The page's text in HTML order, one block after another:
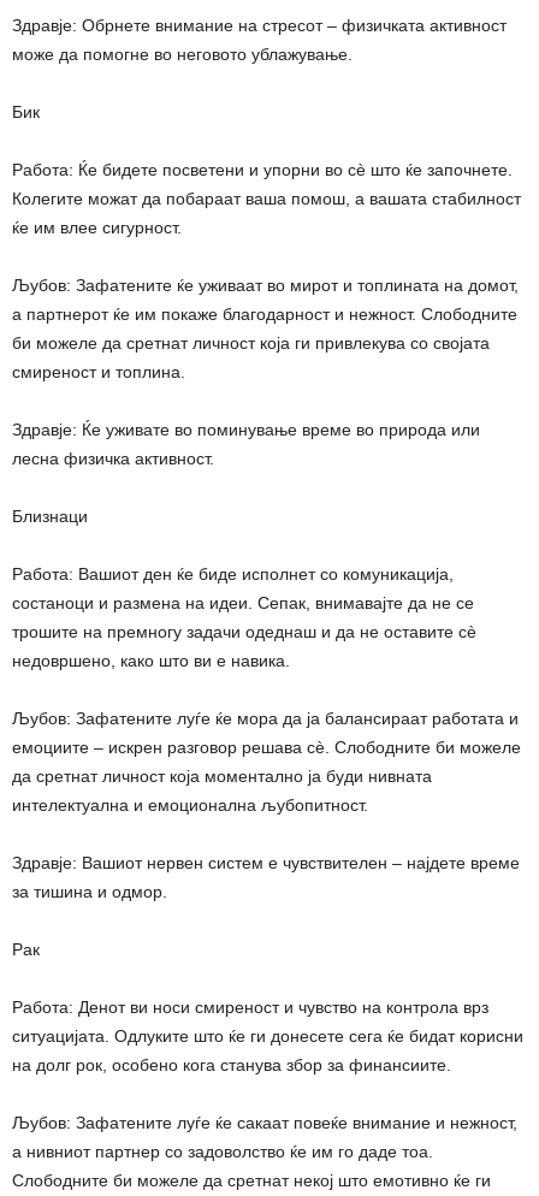
Здравје: Обрнете внимание на стресот – физичката активност
може да помогне во неговото ублажување.
Бик
Работа: Ќе бидете посветени и упорни во сè што ќе започнете.
Колегите можат да побараат ваша помош, а вашата стабилност
ќе им влее сигурност.
Љубов: Зафатените ќе уживаат во мирот и топлината на домот,
а партнерот ќе им покаже благодарност и нежност. Слободните
би можеле да сретнат личност која ги привлекува со својата
смиреност и топлина.
Здравје: Ќе уживате во поминување време во природа или
лесна физичка активност.
Близнаци
Работа: Вашиот ден ќе биде исполнет со комуникација,
состаноци и размена на идеи. Сепак, внимавајте да не се
трошите на премногу задачи одеднаш и да не оставите сè
недовршено, како што ви е навика.
Љубов: Зафатените луѓе ќе мора да ја балансираат работата и
емоциите – искрен разговор решава сè. Слободните би можеле
да сретнат личност која моментално ја буди нивната
интелектуална и емоционална љубопитност.
Здравје: Вашиот нервен систем е чувствителен – најдете време
за тишина и одмор.
Рак
Работа: Денот ви носи смиреност и чувство на контрола врз
ситуацијата. Одлуките што ќе ги донесете сега ќе бидат корисни
на долг рок, особено кога станува збор за финансиите.
Љубов: Зафатените луѓе ќе сакаат повеќе внимание и нежност,
а нивниот партнер со задоволство ќе им го даде тоа.
Слободните би можеле да сретнат некој што емотивно ќе ги